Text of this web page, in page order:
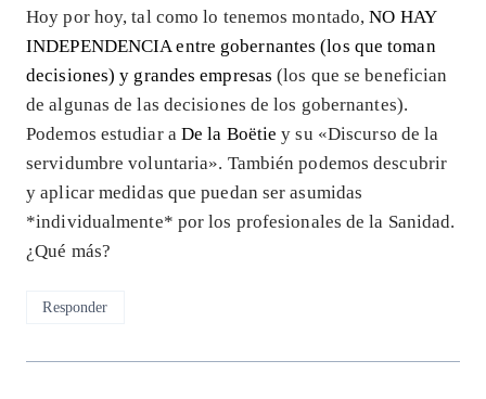
Hoy por hoy, tal como lo tenemos montado, NO HAY
INDEPENDENCIA entre gobernantes (los que toman
decisiones) y grandes empresas (los que se benefician
de algunas de las decisiones de los gobernantes).
Podemos estudiar a De la Boëtie y su «Discurso de la
servidumbre voluntaria». También podemos descubrir
y aplicar medidas que puedan ser asumidas
*individualmente* por los profesionales de la Sanidad.
¿Qué más?
Responder